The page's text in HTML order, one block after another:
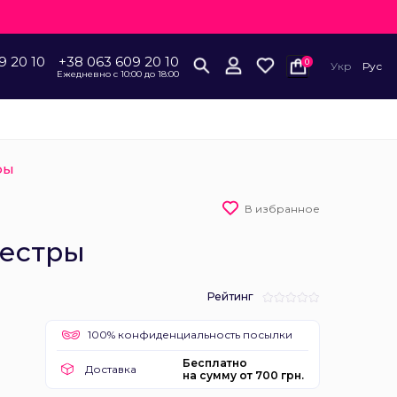
20 10 +38 063 609 20 10
Ежедневно с 10:00 до 18:00
0 Укр Рус
В избранное
Рейтинг
100% конфиденциальность посылки
Доставка
Бесплатно
на сумму от 700 грн.